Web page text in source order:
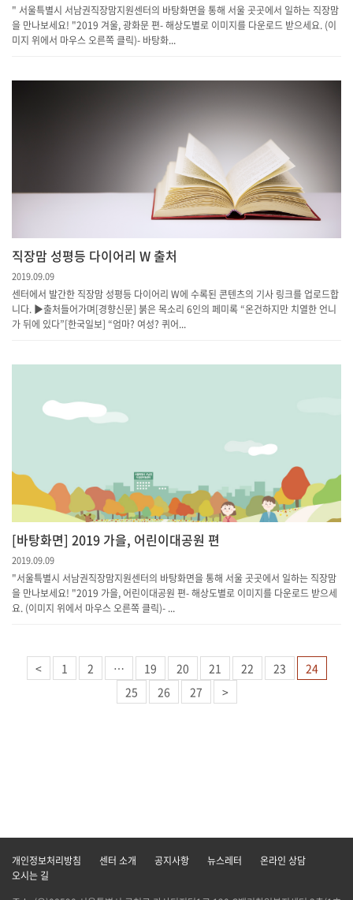
" 서울특별시 서남권직장맘지원센터의 바탕화면을 통해 서울 곳곳에서 일하는 직장맘
을 만나보세요! "2019 겨울, 광화문 편- 해상도별로 이미지를 다운로드 받으세요. (이
미지 위에서 마우스 오른쪽 클릭)- 바탕화...
직장맘 성평등 다이어리 W 출처
2019.09.09
센터에서 발간한 직장맘 성평등 다이어리 W에 수록된 콘텐츠의 기사 링크를 업로드합
니다. ▶출처들어가며[경향신문] 붉은 목소리 6인의 페미록 “온건하지만 치열한 언니
가 뒤에 있다”[한국일보] “엄마? 여성? 퀴어...
[바탕화면] 2019 가을, 어린이대공원 편
2019.09.09
"서울특별시 서남권직장맘지원센터의 바탕화면을 통해 서울 곳곳에서 일하는 직장맘
을 만나보세요! "2019 가을, 어린이대공원 편- 해상도별로 이미지를 다운로드 받으세
요. (이미지 위에서 마우스 오른쪽 클릭)- ...
< 1 2 … 19 20 21 22 23
24
25
26 27 >
개인정보처리방침 센터 소개 공지사항 뉴스레터
온라인 상담
오시는 길